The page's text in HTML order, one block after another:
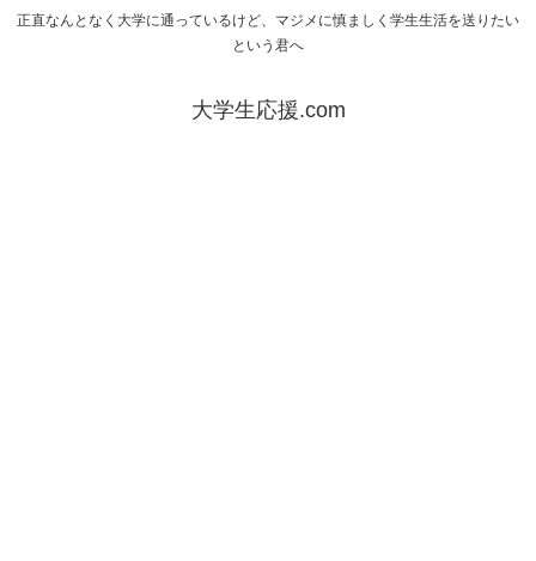
正直なんとなく大学に通っているけど、マジメに慎ましく学生生活を送りたい
という君へ
大学生応援.com